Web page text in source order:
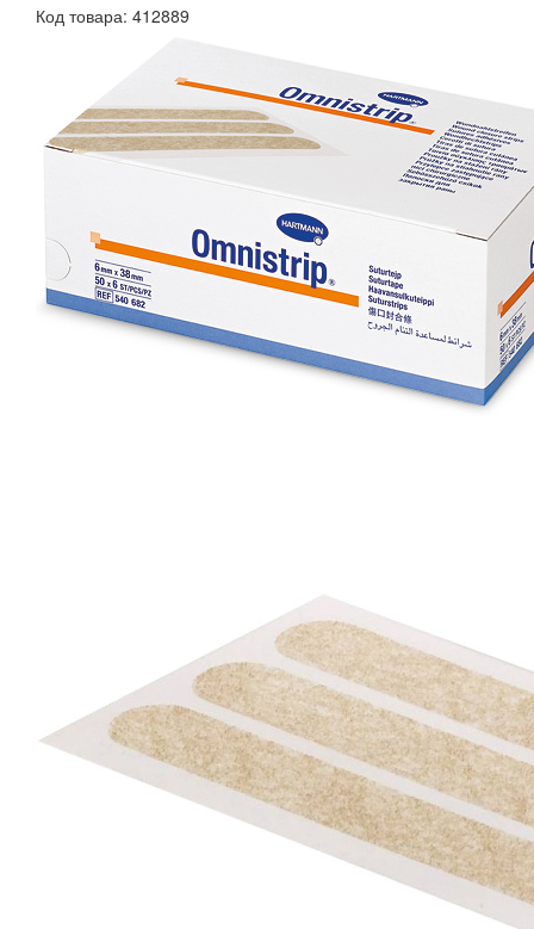
Код товара: 412889